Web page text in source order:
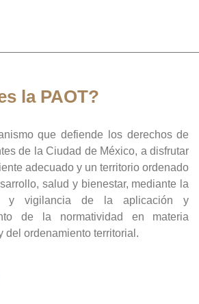
la PAOT?
que defiende los derechos de
de la Ciudad de México, a disfrutar
adecuado y un territorio ordenado
salud y bienestar, mediante la
y vigilancia de la aplicación y
de la normatividad en materia
del ordenamiento territorial.